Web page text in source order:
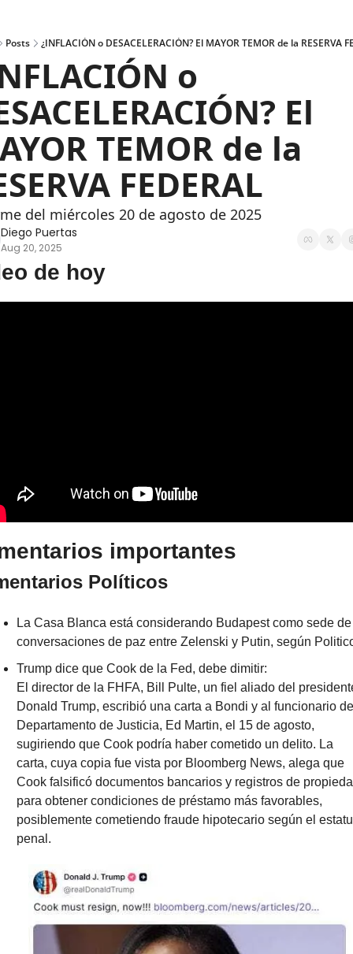
Posts ¿INFLACIÓN o DESACELERACIÓN? El MAYOR TEMOR de la RESERVA
o
El
TEMOR de la
FEDERAL
del miércoles 20 de agosto de 2025
Diego Puertas
Aug 20, 2025
de hoy
importantes
Políticos
La Casa Blanca está considerando Budapest como sede de
conversaciones de paz entre Zelenski y Putin, según
Trump dice que Cook de la Fed, debe dimitir:
El director de la FHFA, Bill Pulte, un fiel aliado del
Donald Trump, escribió una carta a Bondi y al funcionario
Departamento de Justicia, Ed Martin, el 15 de agosto,
sugiriendo que Cook podría haber cometido un delito. La
carta, cuya copia fue vista por Bloomberg News, alega que
Cook falsificó documentos bancarios y registros de
para obtener condiciones de préstamo más favorables,
posiblemente cometiendo fraude hipotecario según el
penal.